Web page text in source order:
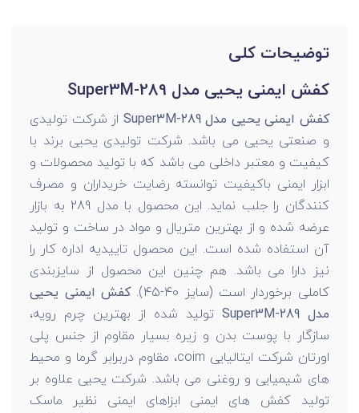
توضیحات کلی
کفش ایمنی یحیی مدل Super3M-289
کفش ایمنی یحیی مدل Super3M-289
از شرکت تولیدی
و صنعتی یحیی می باشد. شرکت تولیدی یحیی برند با
کیفیت و معتبر داخلی می باشد که با تولید محصولات و
ابزار ایمنی باکیفیت توانسته رضایت خریداران و مصرف
کنندگان را جلب نماید. این محصول با مدل 289 به بازار
عرضه شده و از بهترین متریال و مواد در ساخت و تولید
آن استفاده شده است. این محصول تاییدیه اداره کار را
نیز دارا می باشد. هم چنین این محصول از سایزبندی
کاملی برخوردار است (سایز 40-45).
کفش ایمنی یحیی
مدل Super3M-289
تولید شده از بهترین چرم رویه،
سازگار با پوست بدن و زیره بسیار مقاوم از جنس پلی
اورتان شرکت ایتالیایی coim، مقاوم دربرابر گرما و محیط
های شیمیایی و روغنی می باشد. شرکت یحیی علاوه بر
تولید کفش های ایمنی ابزاهای ایمنی نظیر ماسک